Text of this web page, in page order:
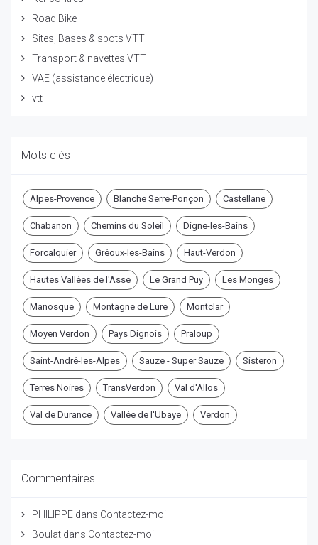
Road Bike
Sites, Bases & spots VTT
Transport & navettes VTT
VAE (assistance électrique)
vtt
Mots clés
Alpes-Provence Blanche Serre-Ponçon Castellane
Chabanon Chemins du Soleil Digne-les-Bains
Forcalquier Gréoux-les-Bains Haut-Verdon
Hautes Vallées de l'Asse Le Grand Puy Les Monges
Manosque Montagne de Lure Montclar
Moyen Verdon Pays Dignois Praloup
Saint-André-les-Alpes Sauze - Super Sauze Sisteron
Terres Noires TransVerdon Val d'Allos
Val de Durance Vallée de l'Ubaye Verdon
Commentaires ...
PHILIPPE dans Contactez-moi
Boulat dans Contactez-moi